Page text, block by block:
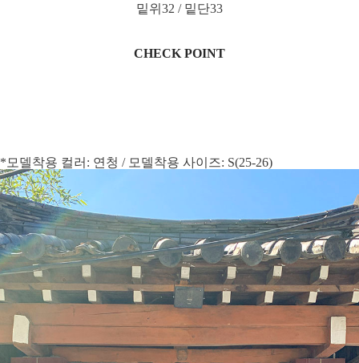
밑위32 / 밑단33
CHECK POINT
*모델착용 컬러: 연청 / 모델착용 사이즈: S(25-26)